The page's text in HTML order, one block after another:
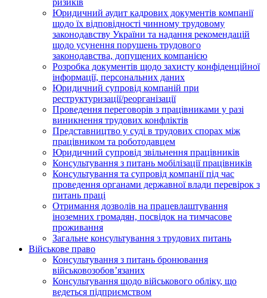
ризиків
Юридичний аудит кадрових документів компанії
щодо їх відповідності чинному трудовому
законодавству України та надання рекомендацій
щодо усунення порушень трудового
законодавства, допущених компанією
Розробка документів щодо захисту конфіденційної
інформації, персональних даних
Юридичний супровід компаній при
реструктуризації/реорганізації
Проведення переговорів з працівниками у разі
виникнення трудових конфліктів
Представництво у суді в трудових спорах між
працівником та роботодавцем
Юридичний супровід звільнення працівників
Консультування з питань мобілізації працівників
Консультування та супровід компанії під час
проведення органами державної влади перевірок з
питань праці
Отримання дозволів на працевлаштування
іноземних громадян, посвідок на тимчасове
проживання
Загальне консультування з трудових питань
Військове право
Консультування з питань бронювання
військовозобов’язаних
Консультування щодо військового обліку, що
ведеться підприємством